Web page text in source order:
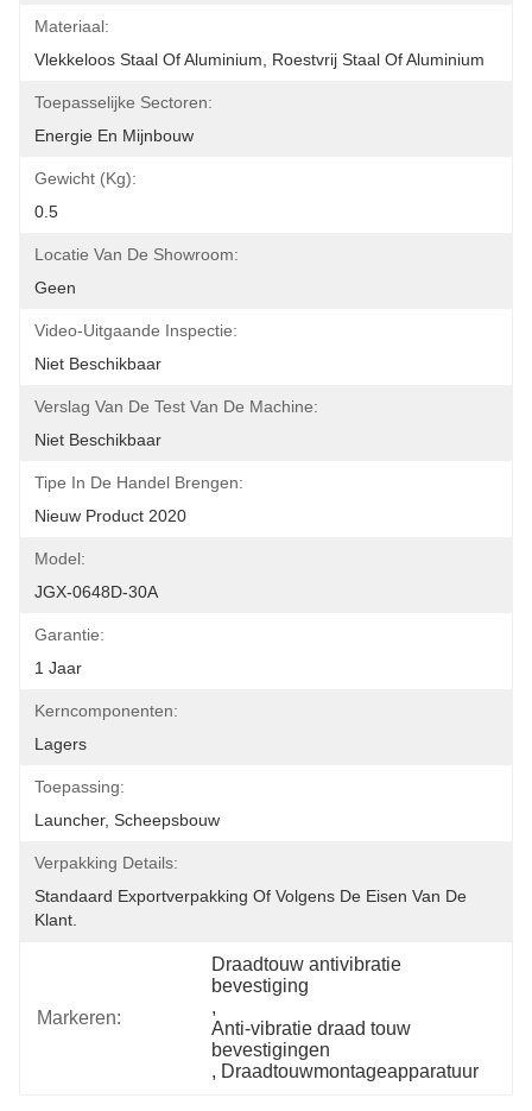
Materiaal:
Vlekkeloos Staal Of Aluminium, Roestvrij Staal Of Aluminium
Toepasselijke Sectoren:
Energie En Mijnbouw
Gewicht (kg):
0.5
Locatie Van De Showroom:
Geen
Video-Uitgaande Inspectie:
Niet Beschikbaar
Verslag Van De Test Van De Machine:
Niet Beschikbaar
Tipe In De Handel Brengen:
Nieuw Product 2020
Model:
JGX-0648D-30A
Garantie:
1 Jaar
Kerncomponenten:
Lagers
Toepassing:
Launcher, Scheepsbouw
Verpakking Details:
Standaard Exportverpakking Of Volgens De Eisen Van De
Klant.
Markeren:
Draadtouw antivibratie
bevestiging
,
Anti-vibratie draad touw
bevestigingen
, Draadtouwmontageapparatuur